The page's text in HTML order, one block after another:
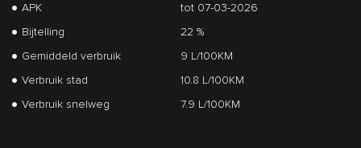
APK
tot 07-03-2026
Bijtelling
22 %
Gemiddeld verbruik
9 L/100KM
Verbruik stad
10.8 L/100KM
Verbruik snelweg
7.9 L/100KM